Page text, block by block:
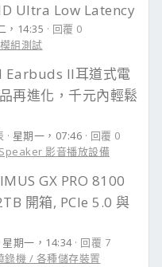
Ultra Low Latency
，14:35
回覆 0
組測試
Earbuds II耳道式電
再進化，千元內輕鬆
星期一，07:46
回覆 0
影音播放設備
GX PRO 8100
開箱, PCIe 5.0 與
星期一，14:34
回覆 7
機 / 各種儲存裝置